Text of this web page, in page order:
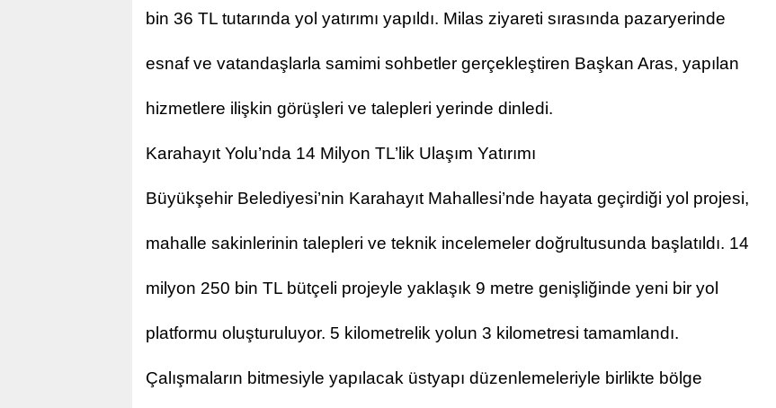
bin 36 TL tutarında yol yatırımı yapıldı. Milas ziyareti sırasında pazaryerinde
esnaf ve vatandaşlarla samimi sohbetler gerçekleştiren Başkan Aras, yapılan
hizmetlere ilişkin görüşleri ve talepleri yerinde dinledi.
Karahayıt Yolu’nda 14 Milyon TL’lik Ulaşım Yatırımı
Büyükşehir Belediyesi’nin Karahayıt Mahallesi’nde hayata geçirdiği yol projesi,
mahalle sakinlerinin talepleri ve teknik incelemeler doğrultusunda başlatıldı. 14
milyon 250 bin TL bütçeli projeyle yaklaşık 9 metre genişliğinde yeni bir yol
platformu oluşturuluyor. 5 kilometrelik yolun 3 kilometresi tamamlandı.
Çalışmaların bitmesiyle yapılacak üstyapı düzenlemeleriyle birlikte bölge